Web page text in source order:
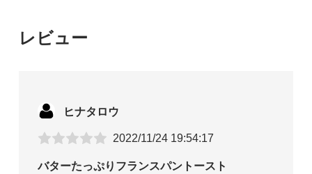
レビュー
ヒナタロウ
2022/11/24 19:54:17
バターたっぷりフランスパントースト